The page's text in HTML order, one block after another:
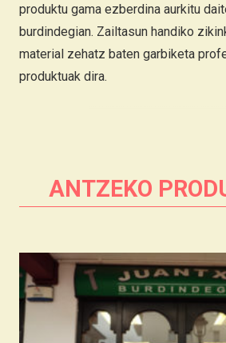
produktu gama ezberdina aurkitu
burdindegian. Zailtasun handiko
material zehatz baten garbiketa
produktuak dira.
ANTZEKO